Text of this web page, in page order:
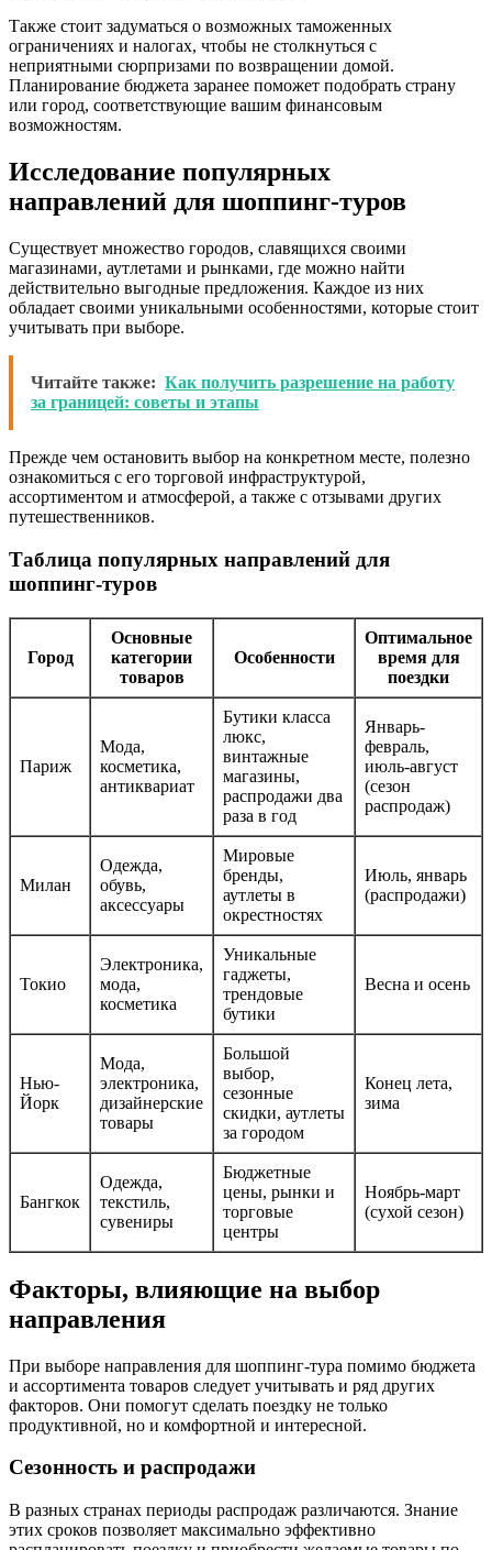
Также стоит задуматься о возможных таможенных
ограничениях и налогах, чтобы не столкнуться с
неприятными сюрпризами по возвращении домой.
Планирование бюджета заранее поможет подобрать страну
или город, соответствующие вашим финансовым
возможностям.
Исследование популярных
направлений для шоппинг-туров
Существует множество городов, славящихся своими
магазинами, аутлетами и рынками, где можно найти
действительно выгодные предложения. Каждое из них
обладает своими уникальными особенностями, которые стоит
учитывать при выборе.
Читайте также: Как получить разрешение на работу
за границей: советы и этапы
Прежде чем остановить выбор на конкретном месте, полезно
ознакомиться с его торговой инфраструктурой,
ассортиментом и атмосферой, а также с отзывами других
путешественников.
Таблица популярных направлений для
шоппинг-туров
Город
Основные
категории
товаров
Особенности
Оптимальное
время для
поездки
Париж
Мода,
косметика,
антиквариат
Бутики класса
люкс,
винтажные
магазины,
распродажи два
раза в год
Январь-
февраль,
июль-август
(сезон
распродаж)
Милан
Одежда,
обувь,
аксессуары
Мировые
бренды,
аутлеты в
окрестностях
Июль, январь
(распродажи)
Токио
Электроника,
мода,
косметика
Уникальные
гаджеты,
трендовые
бутики
Весна и осень
Нью-
Йорк
Мода,
электроника,
дизайнерские
товары
Большой
выбор,
сезонные
скидки, аутлеты
за городом
Конец лета,
зима
Бангкок
Одежда,
текстиль,
сувениры
Бюджетные
цены, рынки и
торговые
центры
Ноябрь-март
(сухой сезон)
Факторы, влияющие на выбор
направления
При выборе направления для шоппинг-тура помимо бюджета
и ассортимента товаров следует учитывать и ряд других
факторов. Они помогут сделать поездку не только
продуктивной, но и комфортной и интересной.
Сезонность и распродажи
В разных странах периоды распродаж различаются. Знание
этих сроков позволяет максимально эффективно